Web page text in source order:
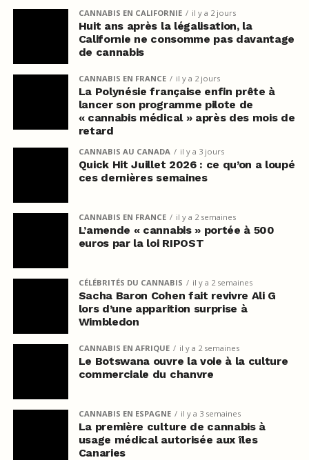
CANNABIS EN CALIFORNIE il y a 2 jours
Huit ans après la légalisation, la
Californie ne consomme pas davantage
de cannabis
CANNABIS EN FRANCE il y a 2 jours
La Polynésie française enfin prête à
lancer son programme pilote de
« cannabis médical » après des mois de
retard
CANNABIS AU CANADA il y a 3 jours
Quick Hit Juillet 2026 : ce qu’on a loupé
ces dernières semaines
CANNABIS EN FRANCE il y a 2 semaines
L’amende « cannabis » portée à 500
euros par la loi RIPOST
CÉLÉBRITÉS DU CANNABIS il y a 2 semaines
Sacha Baron Cohen fait revivre Ali G
lors d’une apparition surprise à
Wimbledon
CANNABIS EN AFRIQUE il y a 2 semaines
Le Botswana ouvre la voie à la culture
commerciale du chanvre
CANNABIS EN ESPAGNE il y a 3 semaines
La première culture de cannabis à
usage médical autorisée aux îles
Canaries